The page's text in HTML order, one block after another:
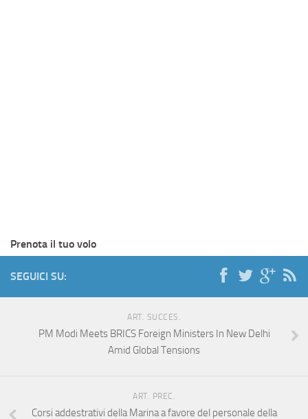
Prenota il tuo volo
SEGUICI SU:
ART. SUCCES.
PM Modi Meets BRICS Foreign Ministers In New Delhi
Amid Global Tensions
ART. PREC.
Corsi addestrativi della Marina a favore del personale della